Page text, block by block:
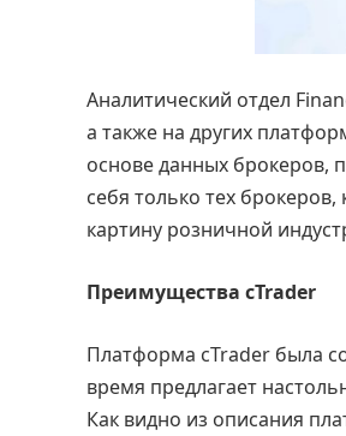
Аналитический отдел
а также на других
основе данных брокеров,
себя только тех
картину розничной
Преимущества cTrader
Платформа cTrader была
время предлагает
Как видно из описания